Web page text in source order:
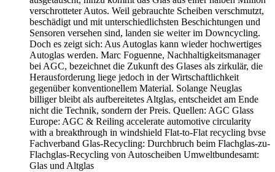
verschrotteter Autos. Weil gebrauchte Scheiben verschmutzt,
beschädigt und mit unterschiedlichsten Beschichtungen und
Sensoren versehen sind, landen sie weiter im Downcycling.
Doch es zeigt sich: Aus Autoglas kann wieder hochwertiges
Autoglas werden. Marc Foguenne, Nachhaltigkeitsmanager
bei AGC, bezeichnet die Zukunft des Glases als zirkulär, die
Herausforderung liege jedoch in der Wirtschaftlichkeit
gegenüber konventionellem Material. Solange Neuglas
billiger bleibt als aufbereitetes Altglas, entscheidet am Ende
nicht die Technik, sondern der Preis. Quellen: AGC Glass
Europe: AGC & Reiling accelerate automotive circularity
with a breakthrough in windshield Flat-to-Flat recycling bvse
Fachverband Glas-Recycling: Durchbruch beim Flachglas-zu-
Flachglas-Recycling von Autoscheiben Umweltbundesamt:
Glas und Altglas